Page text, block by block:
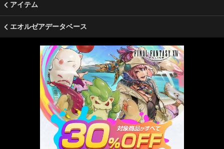
アイテム
エオルゼアデータベース